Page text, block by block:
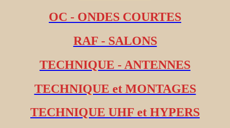
OC - ONDES COURTES
RAF - SALONS
TECHNIQUE - ANTENNES
TECHNIQUE et MONTAGES
TECHNIQUE UHF et HYPERS